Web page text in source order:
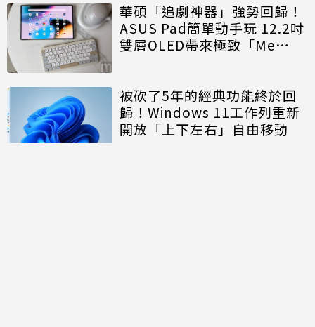
華碩「追劇神器」強勢回歸！
ASUS Pad簡單動手玩 12.2吋
雙層OLED帶來極致「Me
被砍了5年的經典功能終於回
歸！Windows 11工作列重新
開放「上下左右」自由移動